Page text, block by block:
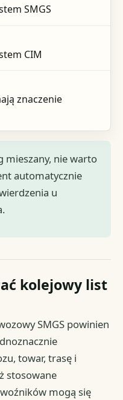
SMGS
CIM
znaczenie
mieszany, nie warto
automatycznie
u
kolejowy list
SMGS powinien
towar, trasę i
stosowane
mogą się